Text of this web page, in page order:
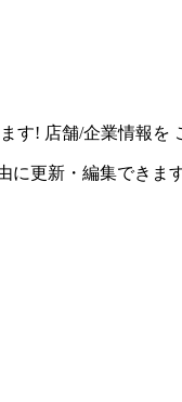
す! 店舗/企業情報を
更新・編集できま